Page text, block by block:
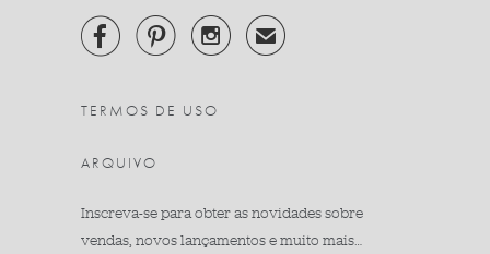
   ✉
TERMOS DE USO
ARQUIVO
Inscreva-se para obter as novidades sobre
vendas, novos lançamentos e muito mais…